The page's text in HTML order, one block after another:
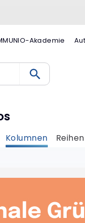
Akademie
Kolumnen Reihen